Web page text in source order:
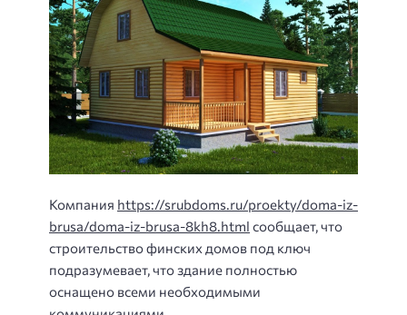
Компания https://srubdoms.ru/proekty/doma-iz-
brusa/doma-iz-brusa-8kh8.html сообщает, что
строительство финских домов под ключ
подразумевает, что здание полностью
оснащено всеми необходимыми